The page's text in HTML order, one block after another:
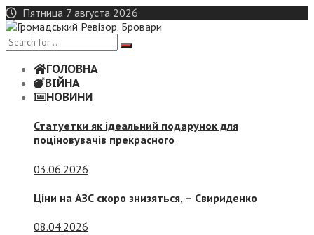
Skip
to
content
Пятница 7 августа 2026
ГОЛОВНА
ВІЙНА
НОВИНИ
Статуетки як ідеальний подарунок для
поціновувачів прекрасного
03.06.2026
Ціни на АЗС скоро знизяться, – Свириденко
08.04.2026